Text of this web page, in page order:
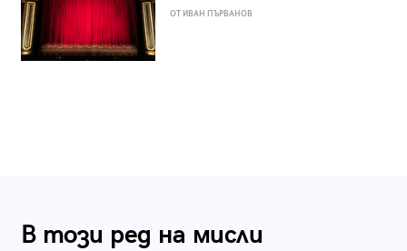
ОТ ИВАН ПЪРВАНОВ
В този ред на мисли